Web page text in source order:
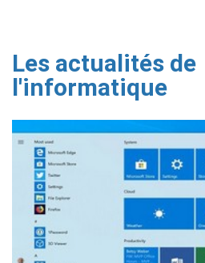
Les actualités de
l'informatique